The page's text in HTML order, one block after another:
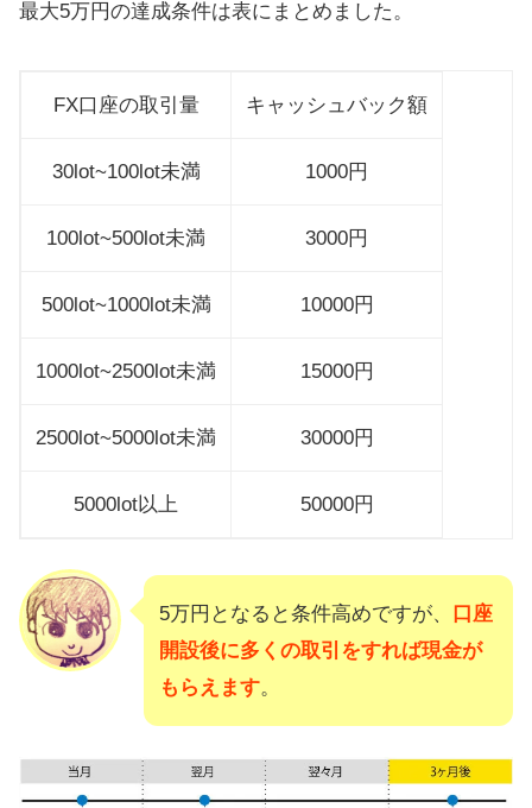
最大5万円の達成条件は表にまとめました。
FX口座の取引量 キャッシュバック額
30lot~100lot未満 1000円
100lot~500lot未満 3000円
500lot~1000lot未満 10000円
1000lot~2500lot未満 15000円
2500lot~5000lot未満 30000円
5000lot以上 50000円
5万円となると条件高めですが、
口座
開設後に多くの取引をすれば現金が
もらえます。